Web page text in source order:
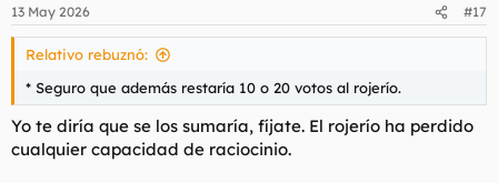
13 May 2026 #17
Relativo rebuznó:
* Seguro que además restaría 10 o 20 votos al rojerío.
Yo te diría que se los sumaría, fíjate. El rojerío ha perdido
cualquier capacidad de raciocinio.